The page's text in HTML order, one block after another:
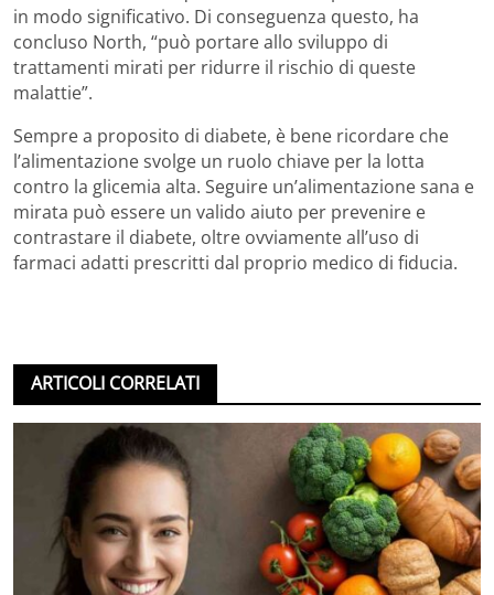
in modo significativo. Di conseguenza questo, ha
concluso North, “può portare allo sviluppo di
trattamenti mirati per ridurre il rischio di queste
malattie”.
Sempre a proposito di diabete, è bene ricordare che
l’alimentazione svolge un ruolo chiave per la lotta
contro la glicemia alta. Seguire un’alimentazione sana e
mirata può essere un valido aiuto per prevenire e
contrastare il diabete, oltre ovviamente all’uso di
farmaci adatti prescritti dal proprio medico di fiducia.
ARTICOLI CORRELATI